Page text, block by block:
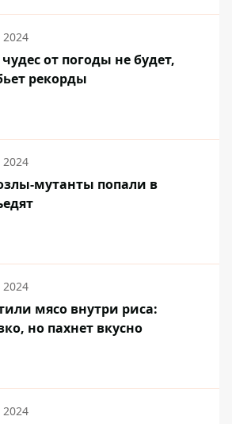
от погоды не будет,
рекорды
мутанты попали в
мясо внутри риса:
но пахнет вкусно